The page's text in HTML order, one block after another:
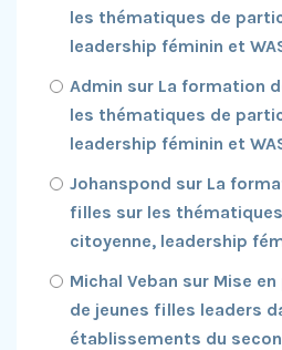
les thématiques de
leadership féminin et
Admin sur La formation
les thématiques de
leadership féminin et
Johanspond sur La
filles sur les
citoyenne, leadership
Michal Veban sur Mise
de jeunes filles leaders
établissements du